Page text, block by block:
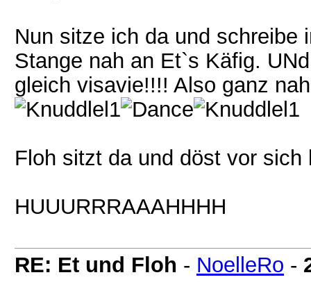
Nun sitze ich da und schreibe
Stange nah an Et`s Käfig.
gleich visavie!!!! Also ganz
Floh sitzt da und döst vor
HUUURRRAAAHHHH
RE: Et und Floh - NoelleRo -